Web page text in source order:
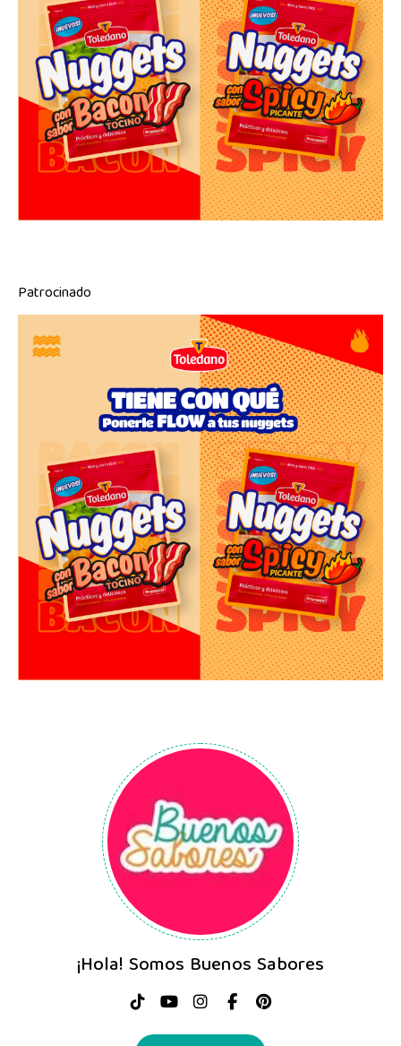
Patrocinado
¡Hola! Somos Buenos Sabores